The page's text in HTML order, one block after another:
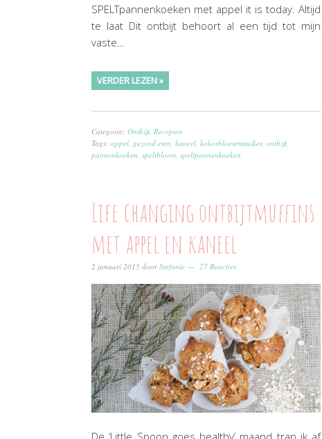
SPELTpannenkoeken met appel it is today. Altijd
te laat Dit ontbijt behoort al een tijd tot mijn
vaste…
VERDER LEZEN »
Categorie: Ontbijt Recepten
Tags: appel gezond eten kaneel kokosbloesemsuiker, ontbijt
pannenkoeken speltbloem speltpannenkoeken
Life changing ontbijtmuffins
met appel en kaneel
2 januari 2015 doorStefanie 27 Reacties
De ‘Little Spoon goes healthy’ maand trap ik af